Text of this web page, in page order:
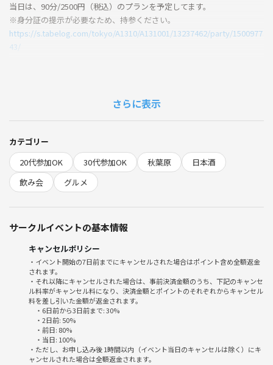
当日は、90分/2500円（税込）のプランを予定してます。
※身分証の提示が必要なため、持参ください。
https://s.tabelog.com/tokyo/A1310/A131001/13237462/party/1500977
43/
SAKE MARKETで販売しているおつまみまたは、デリバリーなどで購入
入した未開封のものに限ります。
店内は木の温もり溢れる空間でゆっくりお酒を楽しむことができます〜
🌸🌸
興味のある方は、ぜひご参加ください〜🐤🐤🍶🌸🌱
SAKE MARKET 秋葉原店
※チャージ料と飲食代は、各自負担となります。
※当日の仕入れ状況や時間帯によっては、オーダー出来ないメニューも
ございます。
※お店のルールや状況により、席替えなど充分に交流が行えない場合が
ございます。
※やむを得ずお店を変更する場合や混雑時に予定より早く退店をする場
合がございます。
※本イベントの参加は、20代30代限定になります。
さらに表示
カテゴリー
20代参加OK
30代参加OK 秋葉原
日本酒
飲み会
グルメ
サークルイベントの基本情報
キャンセルポリシー
・イベント開始の7日前までにキャンセルされた場合はポイント含め全額返金
されます。
・それ以降にキャンセルされた場合は、事前決済金額のうち、下記のキャンセ
ル料率がキャンセル料になり、決済金額とポイントのそれぞれからキャンセル
料を差し引いた金額が返金されます。
・6日前から3日前まで: 30%
・2日前: 50%
・前日: 80%
・当日: 100%
・ただし、お申し込み後 1時間以内（イベント当日のキャンセルは除く）にキ
ャンセルされた場合は全額返金されます。